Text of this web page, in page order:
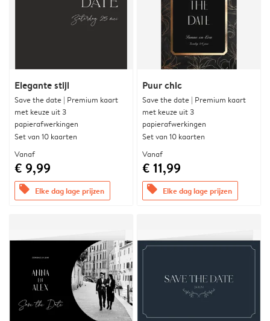
Elegante stijl
Save the date | Premium kaart
met keuze uit 3
papierafwerkingen
Set van 10 kaarten
Vanaf
€ 9,99
offers Elke dag lage prijzen
Puur chic
Save the date | Premium kaart
met keuze uit 3
papierafwerkingen
Set van 10 kaarten
Vanaf
€ 11,99
offers Elke dag lage prijzen